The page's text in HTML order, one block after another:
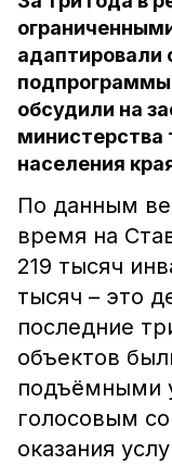
адаптировали
обсудили на
министерства
населения
По данным
время на
219 тысяч
тысяч – это
последние
объектов
подъёмными
голосовым
оказания